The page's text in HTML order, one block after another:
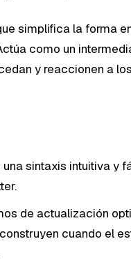
simplifica la forma
como un
y reaccionen a
sintaxis intuitiva y
de actualización
cuando el